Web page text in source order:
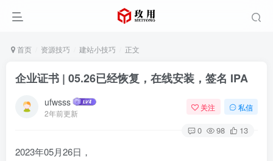
首页 资源技巧 建站小技巧 正文
企业证书 | 05.26已经恢复，在线安装，签名 IPA
ufwsss
2年前更新
关注 私信
0 98 13
2023年05月26日，